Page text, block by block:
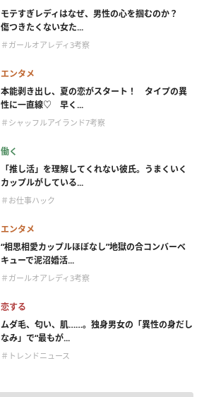
モテすぎレディはなぜ、男性の心を掴むのか？
傷つきたくない女た...
＃ガールオアレディ3考察
エンタメ
本能剥き出し、夏の恋がスタート！ タイプの異
性に一直線♡ 早く...
＃シャッフルアイランド7考察
働く
「推し活」を理解してくれない彼氏。うまくいく
カップルがしている...
＃お仕事ハック
エンタメ
“相思相愛カップルほぼなし”地獄の合コンバーベ
キューで泥沼婚活...
＃ガールオアレディ3考察
恋する
ムダ毛、匂い、肌……。独身男女の「異性の身だし
なみ」で“最もが...
＃トレンドニュース